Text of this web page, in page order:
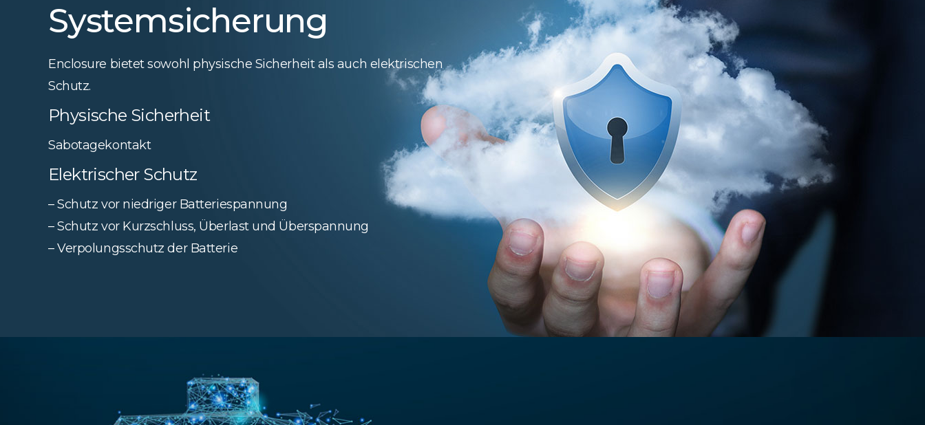
Systemsicherung
Enclosure bietet sowohl physische Sicherheit als auch elektrischen
Schutz.
Physische Sicherheit
Sabotagekontakt
Elektrischer Schutz
– Schutz vor niedriger Batteriespannung
– Schutz vor Kurzschluss, Überlast und Überspannung
– Verpolungsschutz der Batterie